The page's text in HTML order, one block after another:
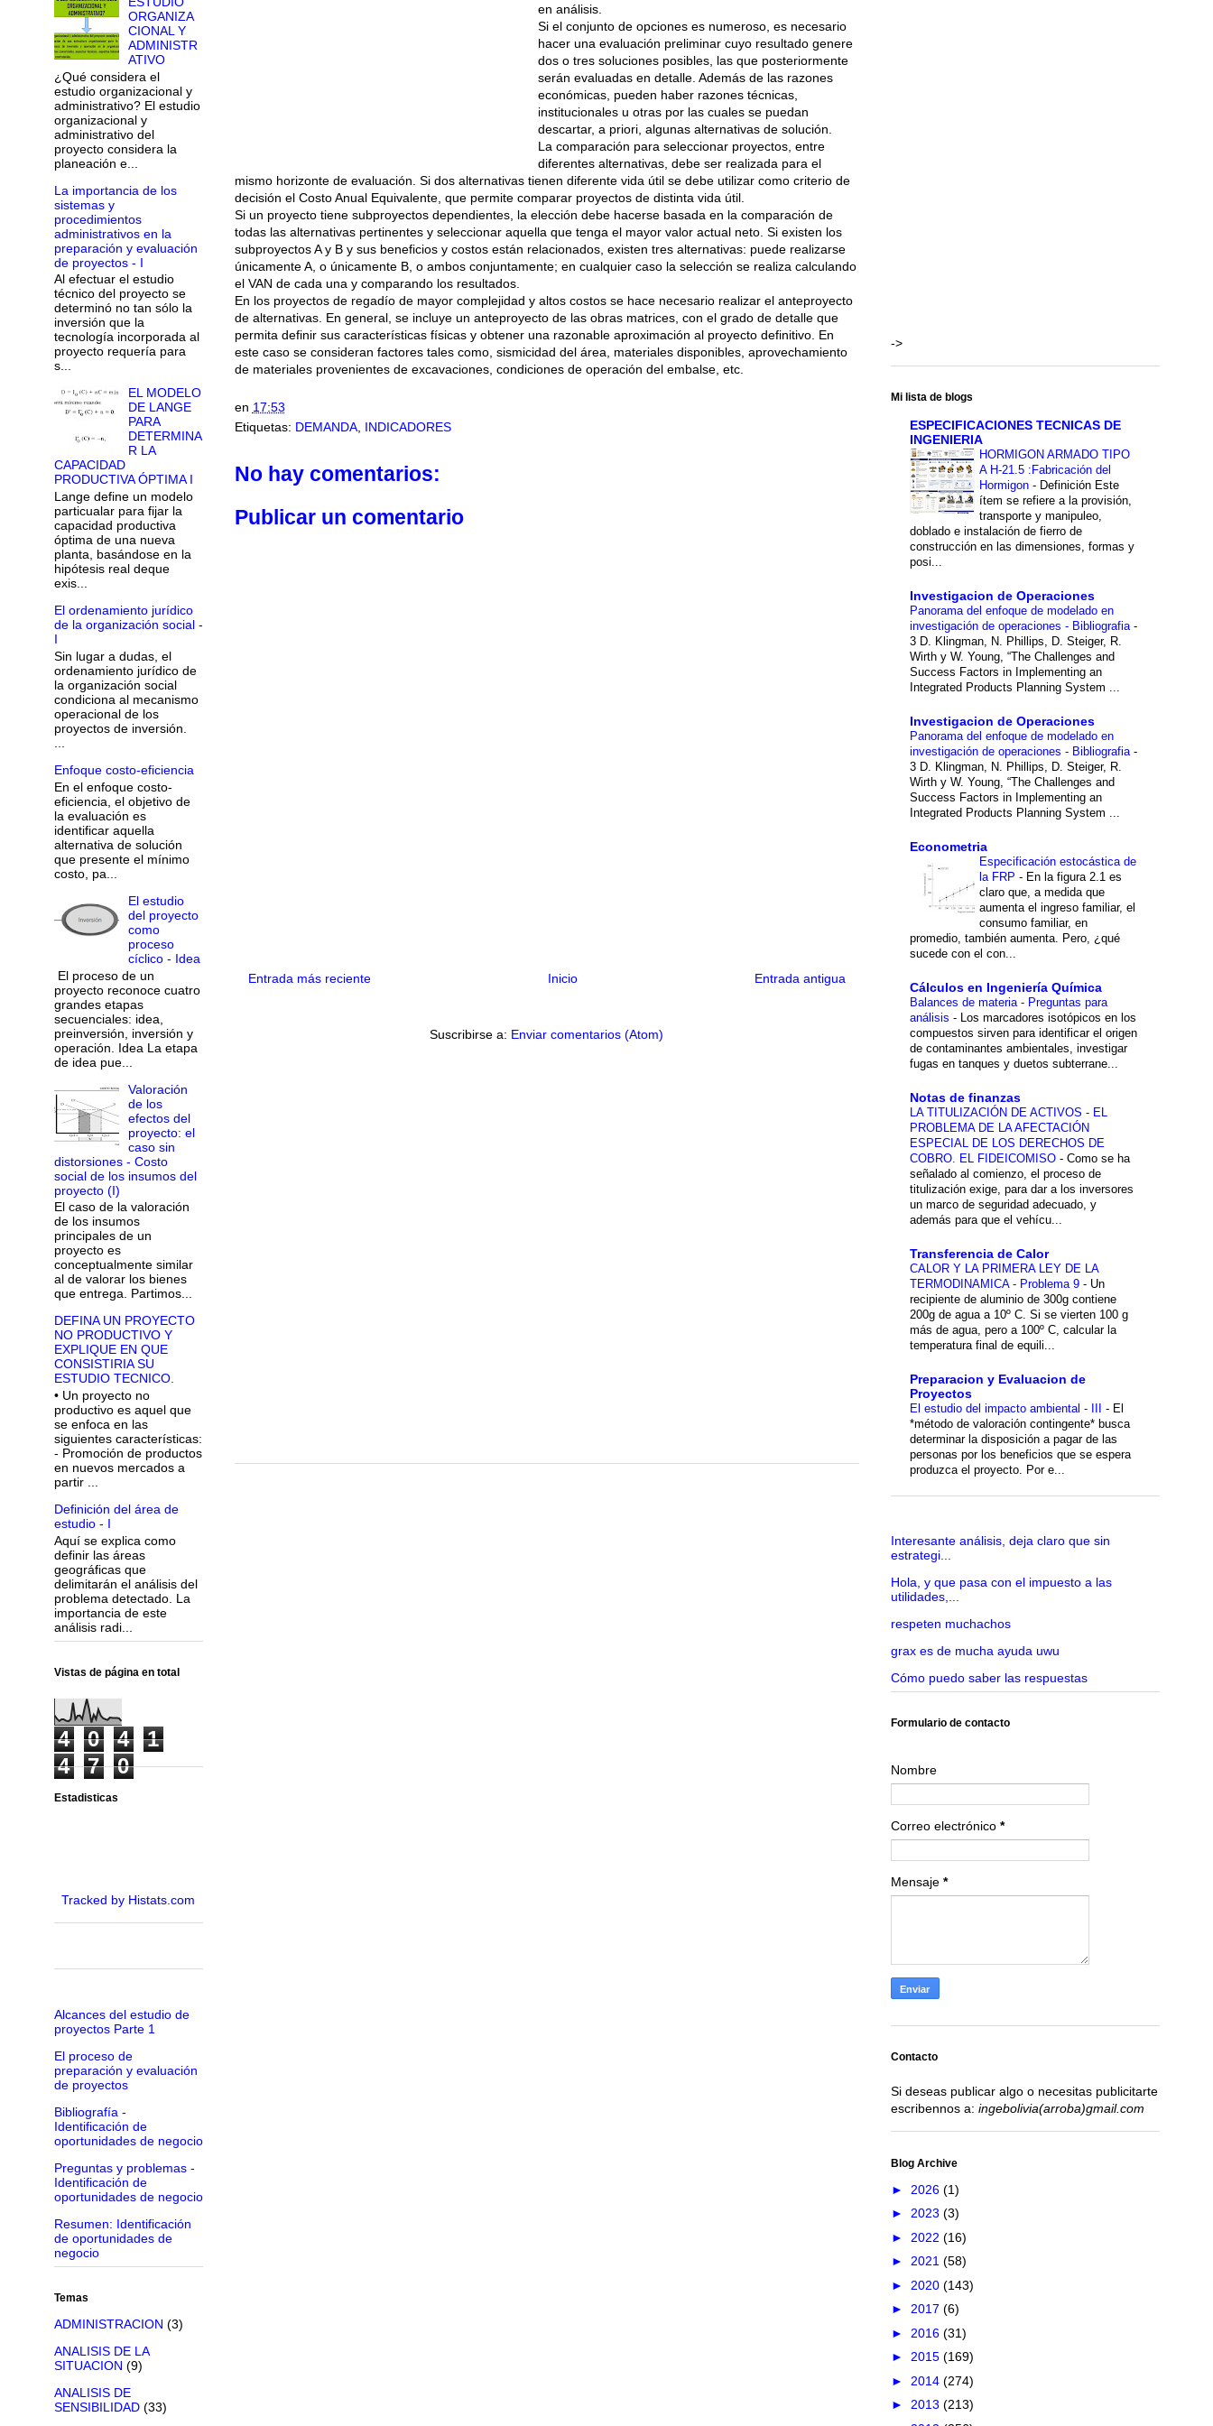
en análisis.
Si el conjunto de opciones es numeroso, es necesario
hacer una evaluación preliminar cuyo resultado genere
dos o tres soluciones posibles, las que posteriormente
serán evaluadas en detalle. Además de las razones
económicas, pueden haber razones técnicas,
institucionales u otras por las cuales se puedan
descartar, a priori, algunas alternativas de solución.
La comparación para seleccionar proyectos, entre
diferentes alternativas, debe ser realizada para el
mismo horizonte de evaluación. Si dos alternativas tienen diferente vida útil se debe utilizar como criterio de
decisión el Costo Anual Equivalente, que permite comparar proyectos de distinta vida útil.
Si un proyecto tiene subproyectos dependientes, la elección debe hacerse basada en la comparación de
todas las alternativas pertinentes y seleccionar aquella que tenga el mayor valor actual neto. Si existen los
subproyectos A y B y sus beneficios y costos están relacionados, existen tres alternativas: puede realizarse
únicamente A, o únicamente B, o ambos conjuntamente; en cualquier caso la selección se realiza calculando
el VAN de cada una y comparando los resultados.
En los proyectos de regadío de mayor complejidad y altos costos se hace necesario realizar el anteproyecto
de alternativas. En general, se incluye un anteproyecto de las obras matrices, con el grado de detalle que
permita definir sus características físicas y obtener una razonable aproximación al proyecto definitivo. En
este caso se consideran factores tales como, sismicidad del área, materiales disponibles, aprovechamiento
de materiales provenientes de excavaciones, condiciones de operación del embalse, etc.
en 17:53
Etiquetas: DEMANDA, INDICADORES
No hay comentarios:
Publicar un comentario
Entrada más reciente Entrada antigua
Inicio
Suscribirse a: Enviar comentarios (Atom)
ORGANIZA
CIONAL Y
ADMINISTR
ATIVO
¿Qué considera el
estudio organizacional y
administrativo? El estudio
organizacional y
administrativo del
proyecto considera la
planeación e...
La importancia de los
sistemas y
procedimientos
administrativos en la
preparación y evaluación
de proyectos - I
Al efectuar el estudio
técnico del proyecto se
determinó no tan sólo la
inversión que la
tecnología incorporada al
proyecto requería para
s...
EL MODELO
DE LANGE
PARA
DETERMINA
R LA
CAPACIDAD
PRODUCTIVA ÓPTIMA I
Lange define un modelo
particualar para fijar la
capacidad productiva
óptima de una nueva
planta, basándose en la
hipótesis real deque
exis...
El ordenamiento jurídico
de la organización social -
I
Sin lugar a dudas, el
ordenamiento jurídico de
la organización social
condiciona al mecanismo
operacional de los
proyectos de inversión.
Enfoque costo-eficiencia
En el enfoque costo-
eficiencia, el objetivo de
la evaluación es
identificar aquella
alternativa de solución
que presente el mínimo
costo, pa...
El estudio
del proyecto
como
proceso
cíclico - Idea
El proceso de un
proyecto reconoce cuatro
grandes etapas
secuenciales: idea,
preinversión, inversión y
operación. Idea La etapa
de idea pue...
Valoración
de los
efectos del
proyecto: el
caso sin
distorsiones - Costo
social de los insumos del
proyecto (I)
El caso de la valoración
de los insumos
principales de un
proyecto es
conceptualmente similar
al de valorar los bienes
que entrega. Partimos...
DEFINA UN PROYECTO
NO PRODUCTIVO Y
EXPLIQUE EN QUE
CONSISTIRIA SU
ESTUDIO TECNICO.
• Un proyecto no
productivo es aquel que
se enfoca en las
siguientes características:
- Promoción de productos
en nuevos mercados a
partir ...
Definición del área de
estudio - I
Aquí se explica como
definir las áreas
geográficas que
delimitarán el análisis del
problema detectado. La
importancia de este
análisis radi...
Vistas de página en total
4 0 4
1
4
7 0
Estadisticas
Tracked by Histats.com
Alcances del estudio de
proyectos Parte 1
El proceso de
preparación y evaluación
de proyectos
Bibliografía -
Identificación de
oportunidades de negocio
Preguntas y problemas -
Identificación de
oportunidades de negocio
Resumen: Identificación
de oportunidades de
negocio
Temas
ADMINISTRACION (3)
ANALISIS DE LA
SITUACION (9)
ANALISIS DE
SENSIBILIDAD (33)
->
Mi lista de blogs
ESPECIFICACIONES TECNICAS DE
INGENIERIA
HORMIGON ARMADO TIPO
A H-21.5 :Fabricación del
Hormigon - Definición Este
ítem se refiere a la provisión,
transporte y manipuleo,
doblado e instalación de fierro de
construcción en las dimensiones, formas y
posi...
Investigacion de Operaciones
Panorama del enfoque de modelado en
investigación de operaciones - Bibliografia -
3 D. Klingman, N. Phillips, D. Steiger, R.
Wirth y W. Young, “The Challenges and
Success Factors in Implementing an
Integrated Products Planning System ...
Investigacion de Operaciones
Panorama del enfoque de modelado en
investigación de operaciones - Bibliografia -
3 D. Klingman, N. Phillips, D. Steiger, R.
Wirth y W. Young, “The Challenges and
Success Factors in Implementing an
Integrated Products Planning System ...
Econometria
Especificación estocástica de
la FRP - En la figura 2.1 es
claro que, a medida que
aumenta el ingreso familiar, el
consumo familiar, en
promedio, también aumenta. Pero, ¿qué
sucede con el con...
Cálculos en Ingeniería Química
Balances de materia - Preguntas para
análisis -
Los marcadores isotópicos en los
compuestos sirven para identificar el origen
de contaminantes ambientales, investigar
fugas en tanques y duetos subterrane...
Notas de finanzas
LA TITULIZACIÓN DE ACTIVOS - EL
PROBLEMA DE LA AFECTACIÓN
ESPECIAL DE LOS DERECHOS DE
COBRO. EL FIDEICOMISO - Como se ha
señalado al comienzo, el proceso de
titulización exige, para dar a los inversores
un marco de seguridad adecuado, y
además para que el vehícu...
Transferencia de Calor
CALOR Y LA PRIMERA LEY DE LA
TERMODINAMICA - Problema 9 - Un
recipiente de aluminio de 300g contiene
200g de agua a 10º C. Si se vierten 100 g
más de agua, pero a 100º C, calcular la
temperatura final de equili...
Preparacion y Evaluacion de
Proyectos
El estudio del impacto ambiental - III - El
*método de valoración contingente* busca
determinar la disposición a pagar de las
personas por los beneficios que se espera
produzca el proyecto. Por e...
Interesante análisis, deja claro que sin
estrategi...
Hola, y que pasa con el impuesto a las
utilidades,...
respeten muchachos
grax es de mucha ayuda uwu
Cómo puedo saber las respuestas
Formulario de contacto
Nombre
Correo electrónico *
Mensaje *
Contacto
Si deseas publicar algo o necesitas publicitarte
escribennos a: ingebolivia(arroba)gmail.com
Blog Archive
► 2026 (1)
► 2023 (3)
► 2022 (16)
► 2021 (58)
► 2020 (143)
► 2017 (6)
► 2016 (31)
► 2015 (169)
► 2014 (274)
► 2013 (213)